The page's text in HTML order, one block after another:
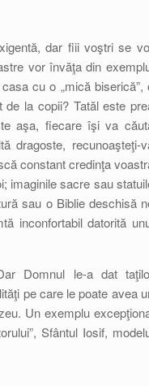
dar fiii voştri se
vor învăţa din
cu o „mică biserică”,
la copii? Tatăl este
aşa, fiecare îşi va
dragoste, recunoaşteţi-
constant credinţa
imaginile sacre sau
sau o Biblie deschisă
inconfortabil datorită
Domnul le-a dat
pe care le poate avea
Un exemplu
Sfântul Iosif,